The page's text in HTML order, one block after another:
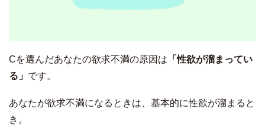
Cを選んだあなたの欲求不満の原因は 「性欲が溜まってい
る」 です。
あなたが欲求不満になるときは、基本的に性欲が溜まると
き。